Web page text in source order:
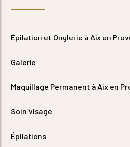
Épilation et Onglerie à Aix en
Galerie
Maquillage Permanent à Aix en
Soin Visage
Épilations